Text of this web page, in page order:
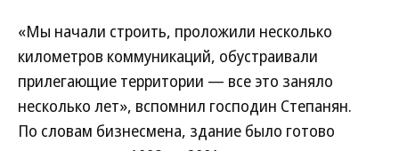
«Мы начали строить, проложили несколько
километров коммуникаций, обустраивали
прилегающие территории — все это заняло
несколько лет», вспомнил господин Степанян.
По словам бизнесмена, здание было готово